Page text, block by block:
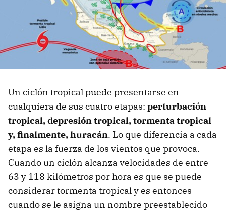
Un ciclón tropical puede presentarse en
cualquiera de sus cuatro etapas: perturbación
tropical, depresión tropical, tormenta tropical
y, finalmente, huracán. Lo que diferencia a cada
etapa es la fuerza de los vientos que provoca.
Cuando un ciclón alcanza velocidades de entre
63 y 118 kilómetros por hora es que se puede
considerar tormenta tropical y es entonces
cuando se le asigna un nombre preestablecido